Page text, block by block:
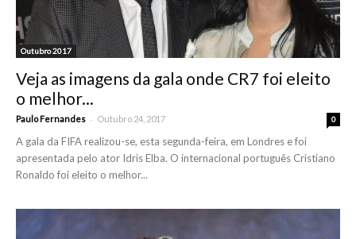
Outubro 2017
Veja as imagens da gala onde CR7 foi eleito
o melhor...
Paulo Fernandes - Outubro 24, 2017 0
A gala da FIFA realizou-se, esta segunda-feira, em Londres e foi
apresentada pelo ator Idris Elba. O internacional português Cristiano
Ronaldo foi eleito o melhor...